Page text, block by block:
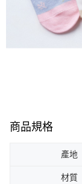
商品規格
產地
材質